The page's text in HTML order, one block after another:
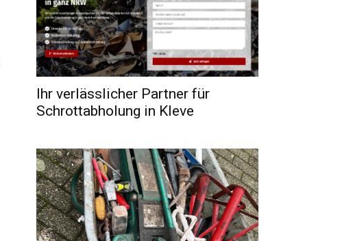
Ihr verlässlicher Partner für
Schrottabholung in Kleve